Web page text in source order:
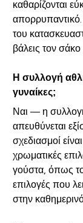
καθαρίζονται
απορρυπαντικό.
του
βάλεις τον
Η συλλογή
γυναίκες;
Ναι — η
απευθύνεται
σχεδιασμοί
χρωματικές
γούστα, όπως
επιλογές που
στην